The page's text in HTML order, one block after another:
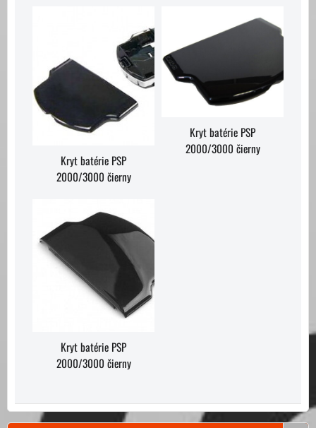
Kryt batérie PSP
2000/3000 čierny
Kryt batérie PSP
2000/3000 čierny
Kryt batérie PSP
2000/3000 čierny